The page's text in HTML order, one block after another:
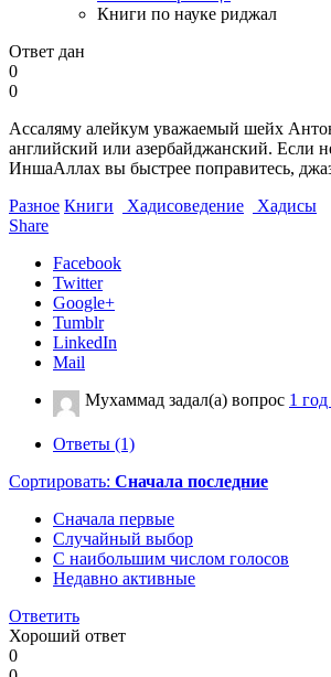
Книги по науке риджал
Ответ дан
0
0
Ассаляму алейкум уважаемый шейх
английский или азербайджанский. Если
ИншаАллах вы быстрее поправитесь,
Разное Книги Хадисоведение
Хадисы
Share
Facebook
Twitter
Google+
Tumblr
LinkedIn
Mail
Мухаммад задал(а) вопрос 1 год
Ответы (1)
Сортировать: Сначала последние
Сначала первые
Случайный выбор
С наибольшим числом голосов
Недавно активные
Ответить
Хороший ответ
0